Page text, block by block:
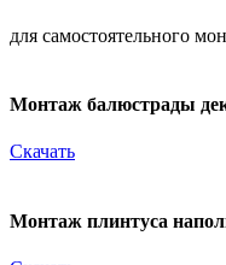
для самостоятельного
Монтаж балюстрады
Скачать
Монтаж плинтуса